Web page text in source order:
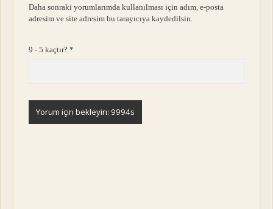
Daha sonraki yorumlarımda kullanılması için adım, e-posta
adresim ve site adresim bu tarayıcıya kaydedilsin.
9 - 5 kaçtır?*